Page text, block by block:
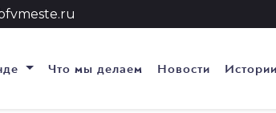
Что мы делаем Новости